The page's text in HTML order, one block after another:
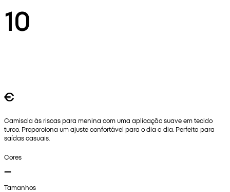
10
€
Camisola às riscas para menina com uma aplicação suave em tecido
turco. Proporciona um ajuste confortável para o dia a dia. Perfeita para
saídas casuais.
Cores
Tamanhos